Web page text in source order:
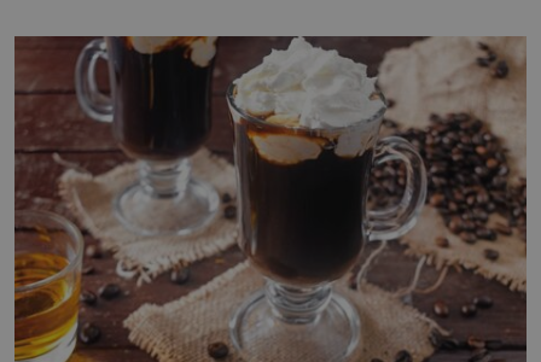
blízkosti. Nemusíte však zoufat. Pokud budete mít
promyšlený jídelníček, žadné pařáky si na vás